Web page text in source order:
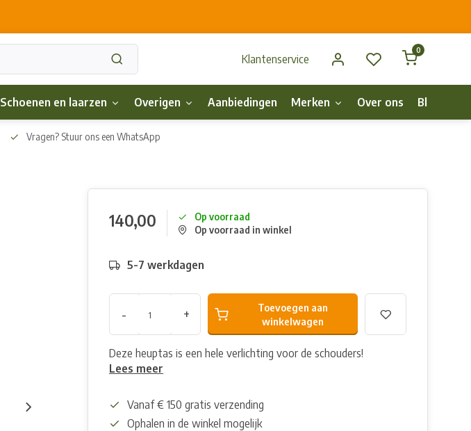
Klantenservice
0
Schoenen en laarzen Overigen Aanbiedingen Merken Over ons Blog
Vragen? Stuur ons een WhatsApp
140,00
Op voorraad
Op voorraad in winkel
5-7 werkdagen
- +
Toevoegen aan
winkelwagen
Deze heuptas is een hele verlichting voor de schouders!
Lees meer
Vanaf € 150 gratis verzending
Ophalen in de winkel mogelijk